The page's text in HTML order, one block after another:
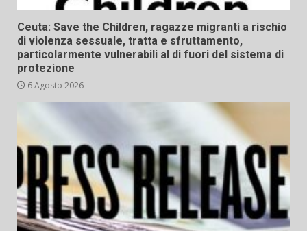
Ceuta: Save the Children, ragazze migranti a rischio
di violenza sessuale, tratta e sfruttamento,
particolarmente vulnerabili al di fuori del sistema di
protezione
6 Agosto 2026